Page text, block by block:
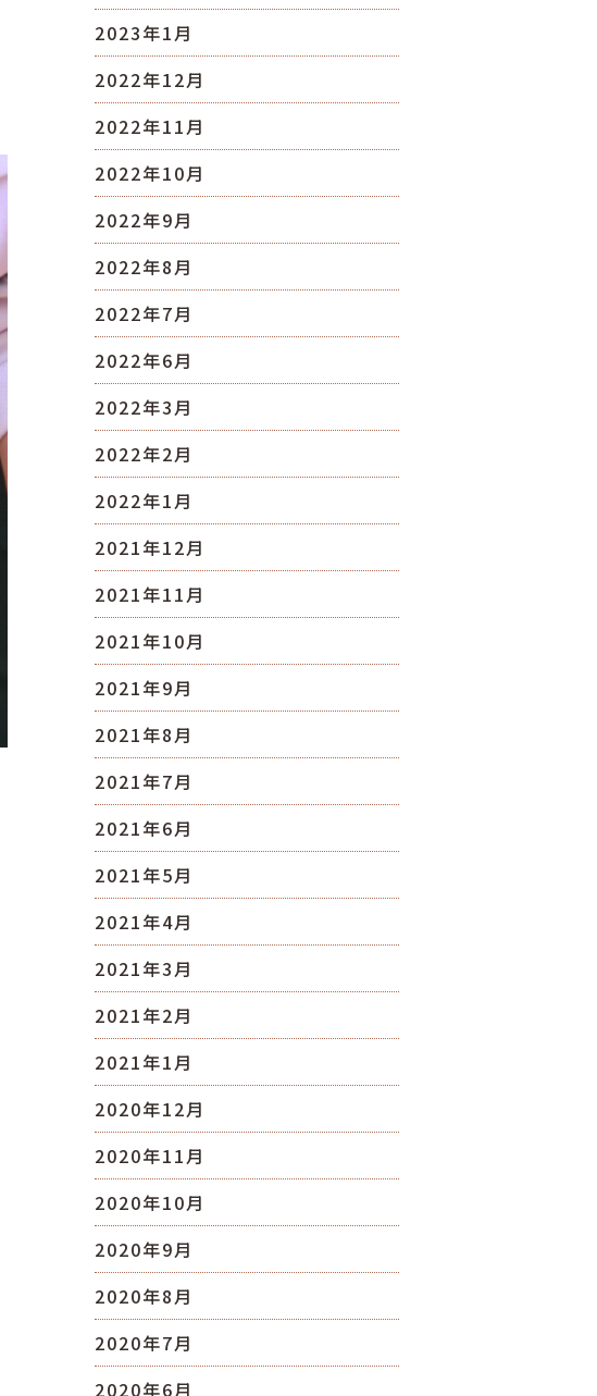
2023年1月
2022年12月
2022年11月
2022年10月
2022年9月
2022年8月
2022年7月
2022年6月
2022年3月
2022年2月
2022年1月
2021年12月
2021年11月
2021年10月
2021年9月
2021年8月
2021年7月
2021年6月
2021年5月
2021年4月
2021年3月
2021年2月
2021年1月
2020年12月
2020年11月
2020年10月
2020年9月
2020年8月
2020年7月
2020年6月